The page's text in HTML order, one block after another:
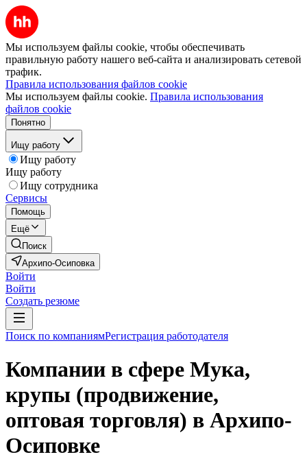
Мы используем файлы cookie, чтобы обеспечивать
правильную работу нашего веб-сайта и анализировать сетевой
трафик.
Правила использования файлов cookie
Мы используем файлы cookie. Правила использования
файлов cookie
Понятно
Ищу работу
Ищу работу
Ищу работу
Ищу сотрудника
Сервисы
Помощь
Ещё
Поиск
Архипо-Осиповка
Войти
Войти
Создать резюме
Поиск по компаниямРегистрация работодателя
Компании в сфере Мука,
крупы (продвижение,
оптовая торговля) в Архипо-
Осиповке